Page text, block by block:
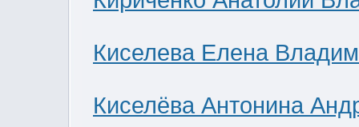
Киселева Елена
Киселёва Антонина